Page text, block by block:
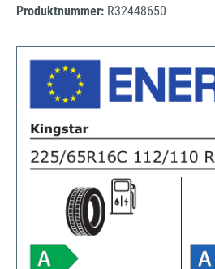
Produktnummer: R32448650